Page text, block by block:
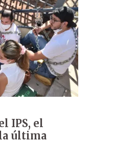
IPS, el
última